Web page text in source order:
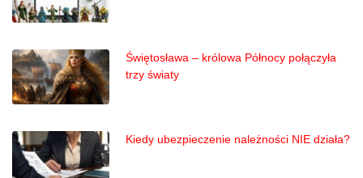
Świętosława – królowa Północy połączyła
trzy światy
Kiedy ubezpieczenie należności NIE działa?